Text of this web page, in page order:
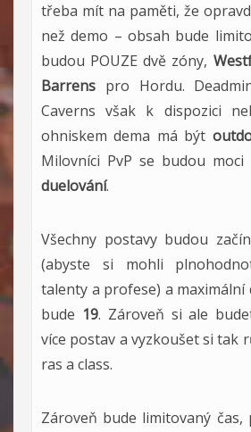
třeba mít na paměti, že
než demo – obsah bude
budou POUZE dvě zóny,
Barrens pro Hordu.
Caverns však k dispozici
ohniskem dema má být
Milovníci PvP se budou
duelování.
Všechny postavy budou
(abyste si mohli
talenty a profese) a maximální
bude 19. Zároveň si ale
více postav a vyzkoušet si tak
ras a class.
Zároveň bude limitovaný